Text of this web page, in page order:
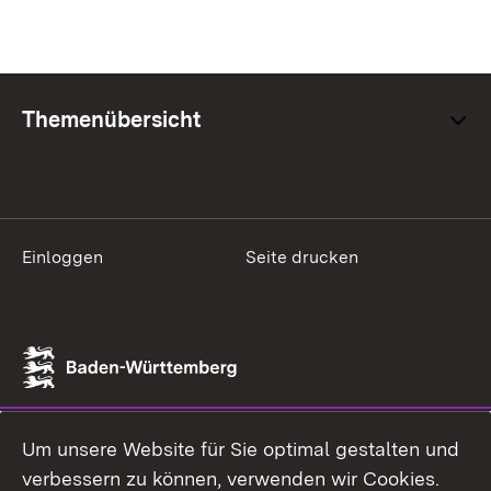
Themenübersicht
Einloggen Seite drucken
Um unsere Website für Sie optimal gestalten und
verbessern zu können, verwenden wir Cookies.